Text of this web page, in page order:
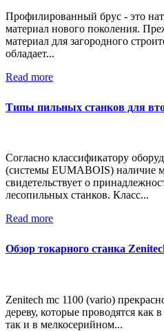
Профилированный брус - это
материал нового поколения.
материал для загородного
обладает...
Read more
Типы пильных станков для
Согласно классификатору
(системы EUMABOIS) наличие
свидетельствует о
лесопильных станков. Класс...
Read more
Обзор токарного станка
Zenitech mc 1100 (vario)
дереву, которые проводятся как
так и в мелкосерийном...